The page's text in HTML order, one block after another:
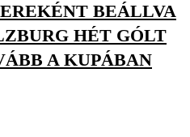
BEÁLLVA
HÉT GÓLT
A KUPÁBAN